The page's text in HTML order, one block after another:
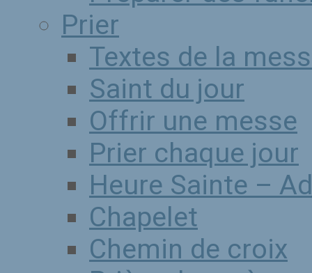
Prier
Textes de la
Saint du jour
Offrir une messe
Prier chaque jour
Heure Sainte –
Chapelet
Chemin de croix